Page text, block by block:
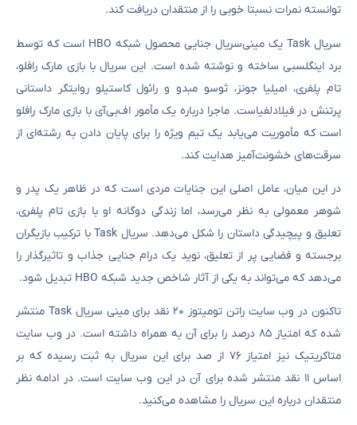
توانسته نمرات نسبتا خوبی را از منتقدان دریافت کند.
سریال Task یک مینی‌سریال جنایی محصول شبکه HBO است که توسط
برد اینگلسبی ساخته و نوشته شده است. این سریال با بازی مارک رافلو،
تام پلفری، امیلیا جونز، ثوسو مبدو و رائول کاستیلو روایتگر داستانی
پرتنش در فیلادلفیاست. ماجرا درباره یک مأمور اف‌بی‌آی با بازی مارک رافلو
است که مأموریت می‌یابد یک تیم ویژه را برای پایان دادن به رشته‌ای از
سرقت‌های خشونت‌آمیز هدایت کند.
در این میان، عامل اصلی این جنایات مردی است که در ظاهر یک پدر و
شوهر معمولی به نظر می‌رسد، اما زندگی دوگانه او با بازی تام پلفری،
تعلیق و پیچیدگی داستان را شکل می‌دهد. سریال Task با ترکیب بازیگران
برجسته و فضایی پر از تعلیق، نوید یک درام جنایی جذاب و تاثیرگذار را
می‌دهد که می‌تواند به یکی از آثار شاخص جدید شبکه HBO تبدیل شود.
تاکنون در وب سایت راتن تومیتوز ۲۰ نقد برای مینی سریال Task منتشر
شده که امتیاز ۸۵ درصد را برای آن به همراه داشته است. در وب سایت
متاکریتیک نیز امتیاز ۷۶ از صد برای این سریال به ثبت رسیده که بر
اساس ۱۱ نقد منتشر شده برای آن در این وب سایت است. در ادامه نظر
منتقدان درباره این سریال را مشاهده می‌کنید.